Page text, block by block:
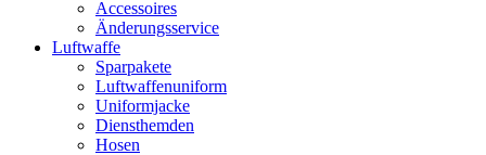
Accessoires
Änderungsservice
Luftwaffe
Sparpakete
Luftwaffenuniform
Uniformjacke
Diensthemden
Hosen